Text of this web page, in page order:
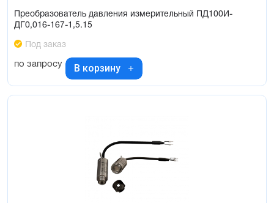
Преобразователь давления измерительный ПД100И-
ДГ0,016-167-1,5.15
Под заказ
по запросу В корзину